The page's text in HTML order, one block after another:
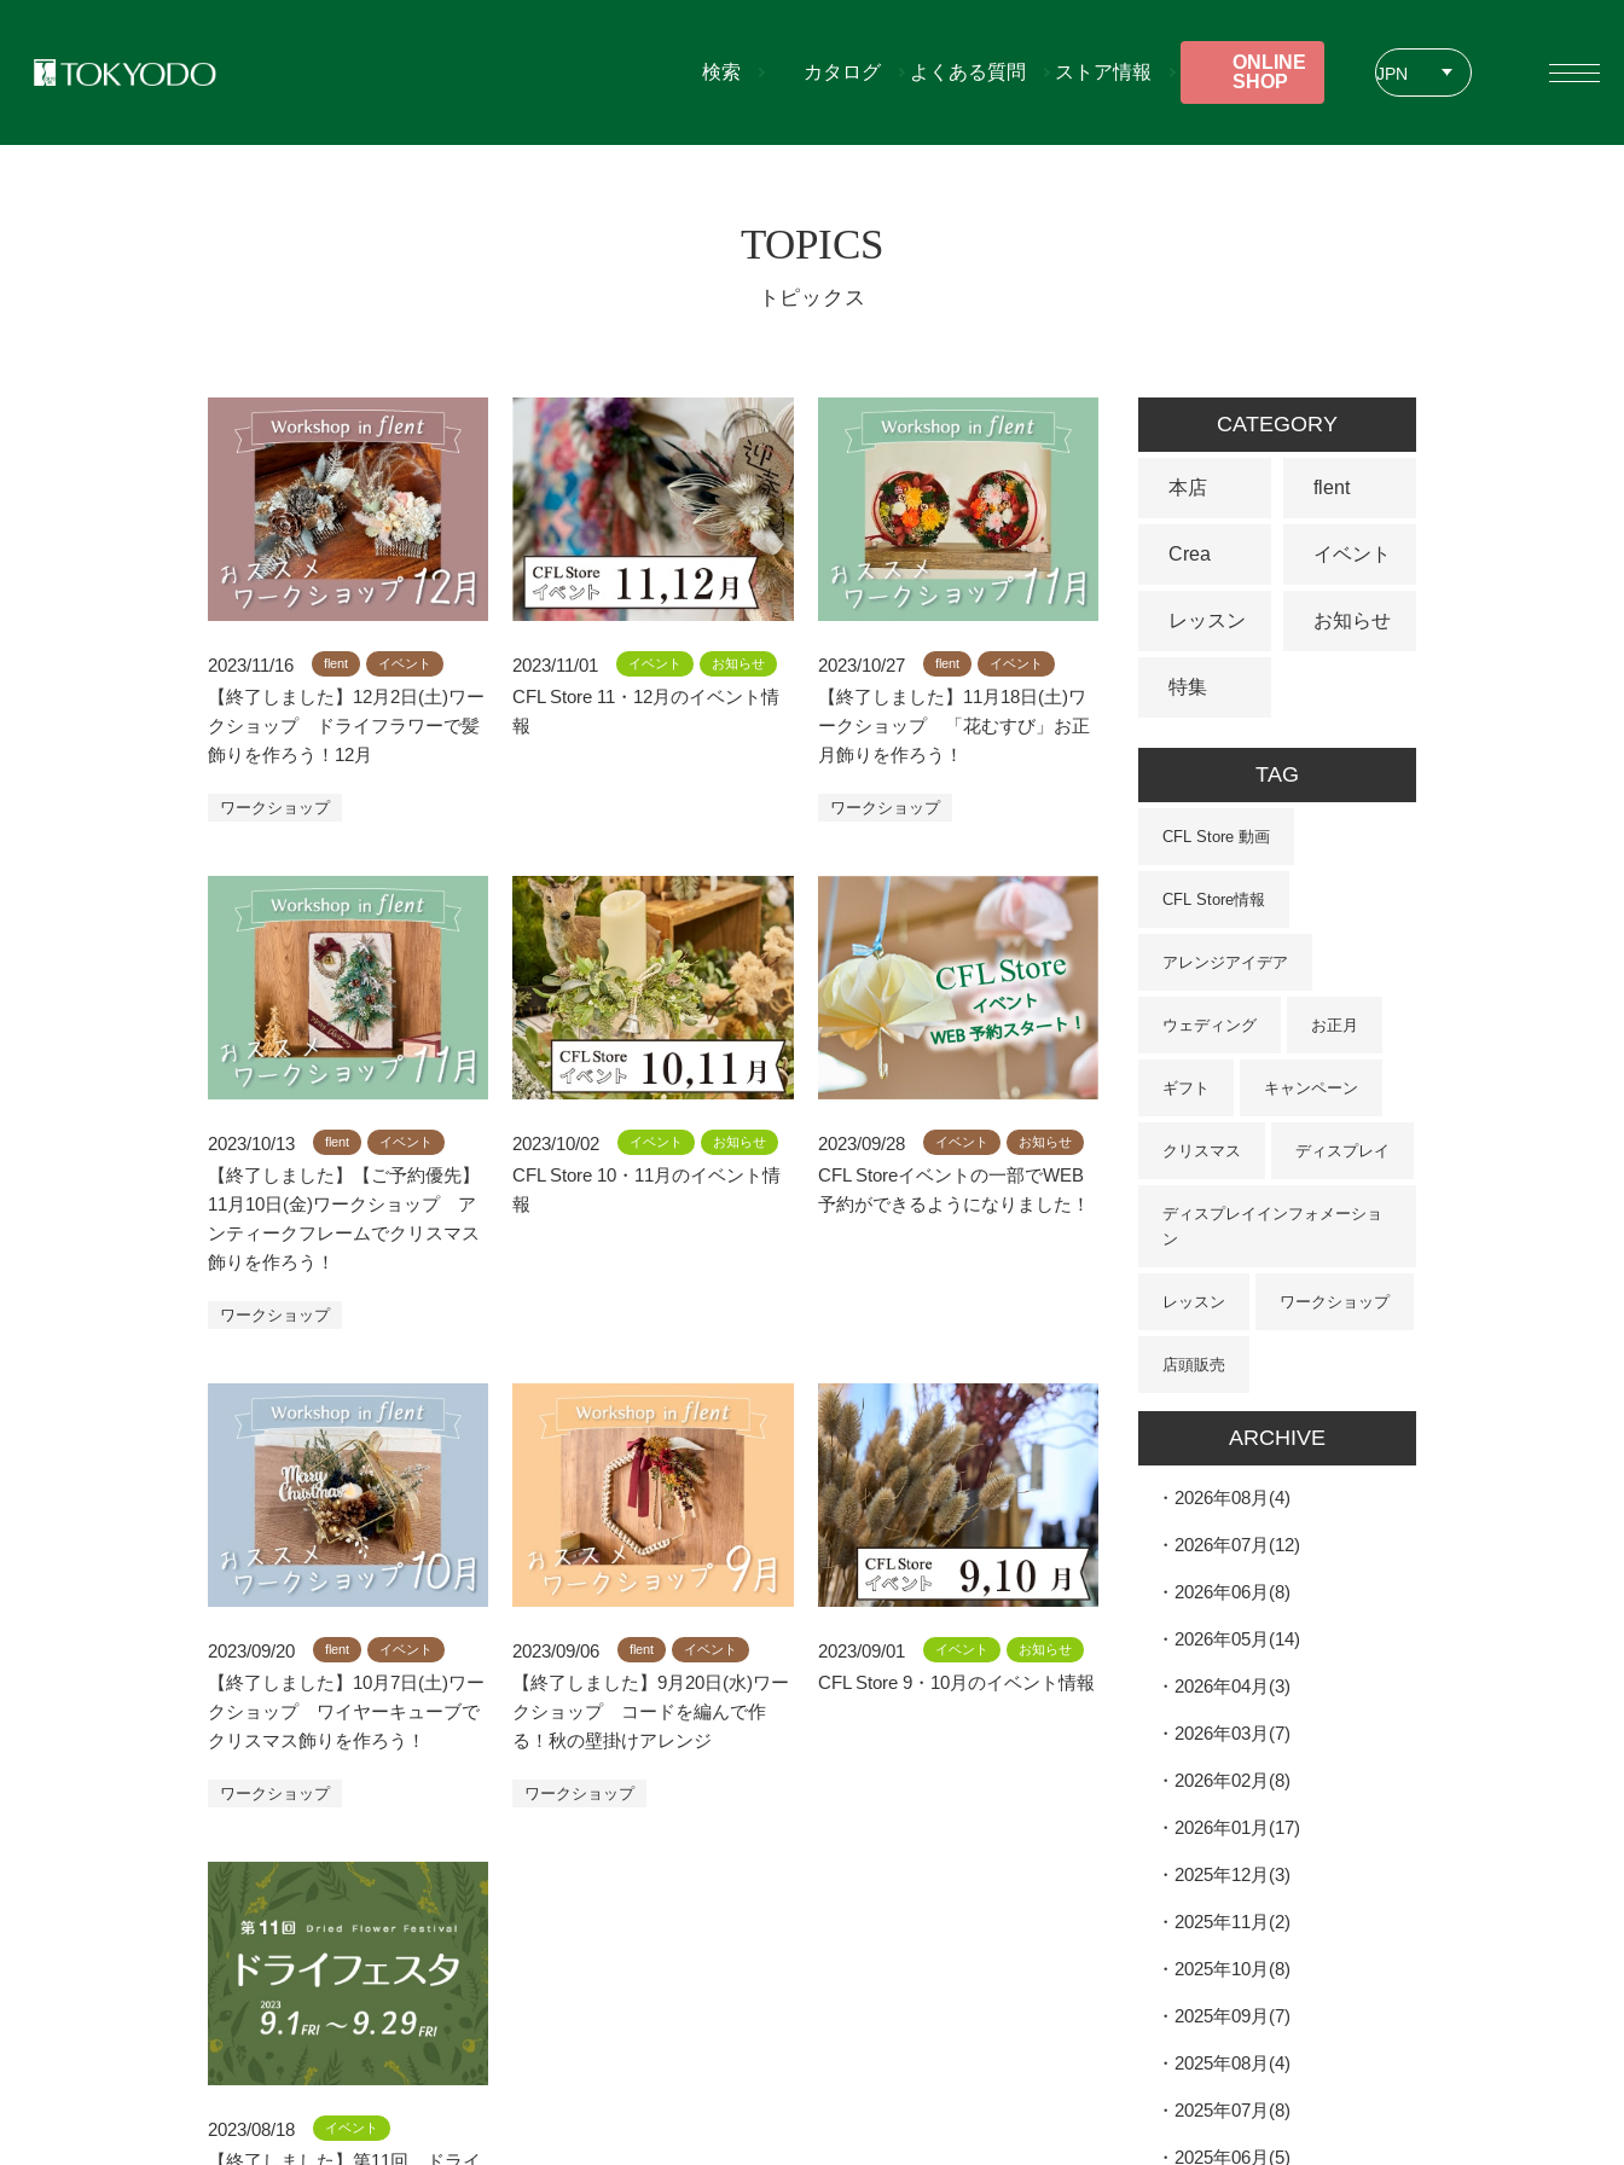
検索 JPN
カタログ よくある質問 ストア情報
ONLINE
SHOP
TOPICS
トピックス
2023/11/16 flent イベント
【終了しました】12月2日(土)ワー
クショップ ドライフラワーで髪
飾りを作ろう！12月
ワークショップ
2023/11/01 イベント お知らせ
CFL Store 11・12月のイベント情
報
2023/10/27 flent イベント
【終了しました】11月18日(土)ワ
ークショップ 「花むすび」お正
月飾りを作ろう！
ワークショップ
2023/10/13 flent イベント
【終了しました】【ご予約優先】
11月10日(金)ワークショップ ア
ンティークフレームでクリスマス
飾りを作ろう！
ワークショップ
2023/10/02 イベント お知らせ
CFL Store 10・11月のイベント情
報
2023/09/28 イベント お知らせ
CFL Storeイベントの一部でWEB
予約ができるようになりました！
2023/09/20 flent イベント
【終了しました】10月7日(土)ワー
クショップ ワイヤーキューブで
クリスマス飾りを作ろう！
ワークショップ
2023/09/06 flent イベント
【終了しました】9月20日(水)ワー
クショップ コードを編んで作
る！秋の壁掛けアレンジ
ワークショップ
2023/09/01 イベント お知らせ
CFL Store 9・10月のイベント情報
2023/08/18 イベント
【終了しました】第11回 ドライ
CATEGORY
本店 flent
Crea イベント
レッスン お知らせ
特集
TAG
CFL Store 動画
CFL Store情報
アレンジアイデア
ウェディング お正月
ギフト キャンペーン
クリスマス ディスプレイ
ディスプレイインフォメーショ
ン
レッスン ワークショップ
店頭販売
ARCHIVE
2026年08月(4)
2026年07月(12)
2026年06月(8)
2026年05月(14)
2026年04月(3)
2026年03月(7)
2026年02月(8)
2026年01月(17)
2025年12月(3)
2025年11月(2)
2025年10月(8)
2025年09月(7)
2025年08月(4)
2025年07月(8)
2025年06月(5)